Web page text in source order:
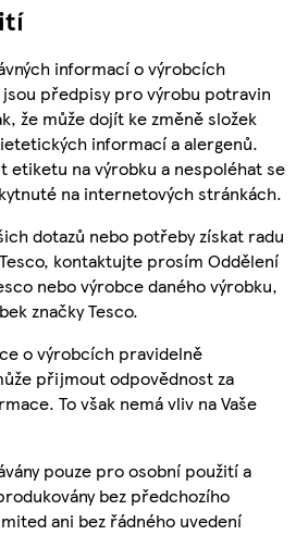
informací o výrobcích
předpisy pro výrobu potravin
že může dojít ke změně složek
informací a alergenů.
etiketu na výrobku a nespoléhat se
na internetových stránkách.
dotazů nebo potřeby získat radu
kontaktujte prosím Oddělení
nebo výrobce daného výrobku,
značky Tesco.
o výrobcích pravidelně
přijmout odpovědnost za
To však nemá vliv na Vaše
pouze pro osobní použití a
bez předchozího
ani bez řádného uvedení